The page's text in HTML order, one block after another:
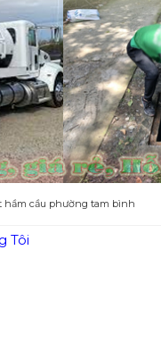
hầm cầu phường tam bình
Tôi